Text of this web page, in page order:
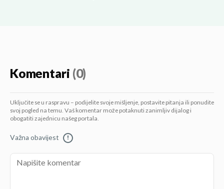
Komentari (0)
Uključite se u raspravu – podijelite svoje mišljenje, postavite pitanja ili ponudite
svoj pogled na temu. Vaš komentar može potaknuti zanimljiv dijalog i
obogatiti zajednicu našeg portala.
Važna obavijest !